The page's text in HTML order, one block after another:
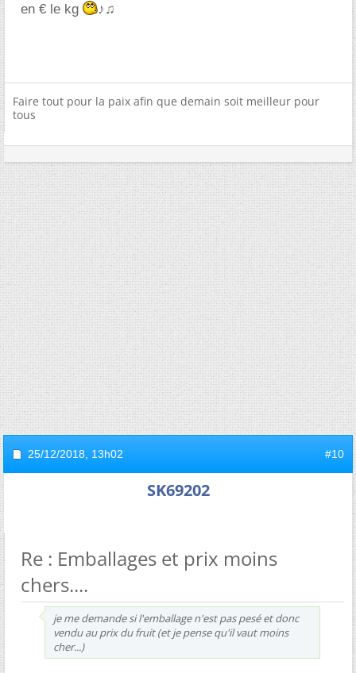
en € le kg
♪♫
Faire tout pour la paix afin que demain soit meilleur pour
tous
25/12/2018, 13h02 #10
SK69202
Re : Emballages et prix moins
chers....
je me demande si l'emballage n'est pas pesé et donc
vendu au prix du fruit (et je pense qu'il vaut moins
cher...)